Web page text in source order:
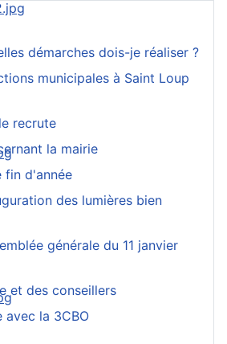
démarches dois-je réaliser ?
municipales à Saint Loup
recrute
la mairie
fin d'année
des lumières bien
générale du 11 janvier
et des conseillers
avec la 3CBO